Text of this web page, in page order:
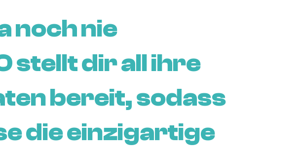
noch nie
stellt dir all ihre
bereit, sodass
die einzigartige